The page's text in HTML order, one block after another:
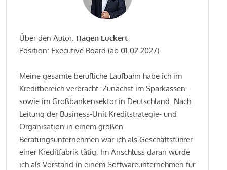
Über den Autor: Hagen Luckert
Position: Executive Board (ab 01.02.2027)
Meine gesamte berufliche Laufbahn habe ich im
Kreditbereich verbracht. Zunächst im Sparkassen-
sowie im Großbankensektor in Deutschland. Nach
Leitung der Business-Unit Kreditstrategie- und
Organisation in einem großen
Beratungsunternehmen war ich als Geschäftsführer
einer Kreditfabrik tätig. Im Anschluss daran wurde
ich als Vorstand in einem Softwareunternehmen für